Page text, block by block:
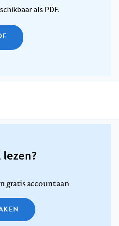
als PDF.
gratis account aan